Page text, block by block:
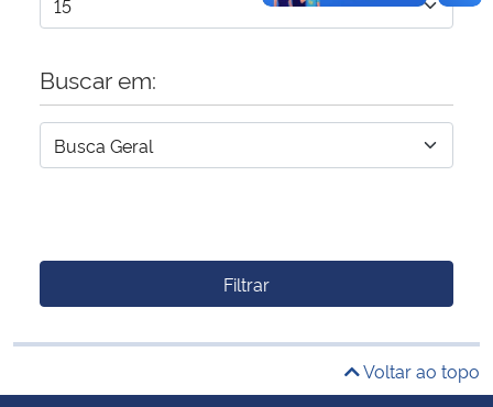
Buscar em:
Filtrar
Voltar ao topo